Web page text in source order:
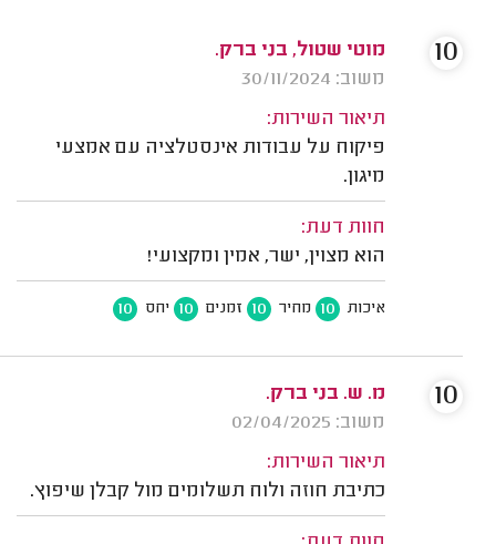
מוטי שטול, בני ברק.
משוב: 30/11/2024
תיאור השירות:
פיקוח על עבודות אינסטלציה עם אמצעי
מיגון.
חוות דעת:
הוא מצוין, ישר, אמין ומקצועי!
איכות 10 מחיר 10 זמנים 10 יחס 10
10
מ. ש. בני ברק.
משוב: 02/04/2025
תיאור השירות:
כתיבת חוזה ולוח תשלומים מול קבלן שיפוץ.
10